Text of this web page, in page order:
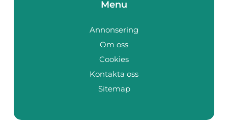
Menu
Annonsering
Om oss
Cookies
Kontakta oss
Sitemap